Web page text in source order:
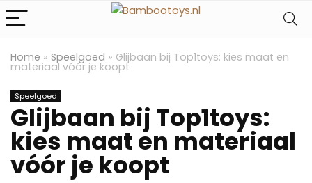
Home » Speelgoed » Glijbaan bij Top1toys: kies maat en
materiaal vóór je koopt
Speelgoed
Glijbaan bij Top1toys:
kies maat en materiaal
vóór je koopt